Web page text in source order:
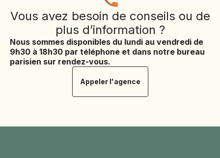
Vous avez besoin de conseils ou de
plus d’information ?
Nous sommes disponibles du lundi au vendredi de
9h30 à 18h30 par téléphone et dans notre bureau
parisien sur rendez-vous.
Appeler l'agence